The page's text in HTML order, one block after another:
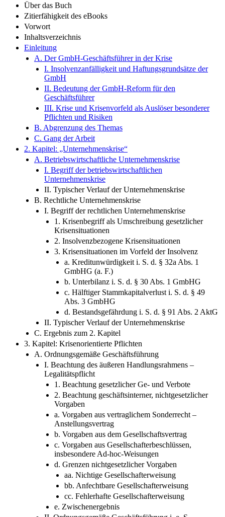
Über das Buch
Zitierfähigkeit des eBooks
Vorwort
Inhaltsverzeichnis
Einleitung
A. Der GmbH-Geschäftsführer in der Krise
I. Insolvenzanfälligkeit und Haftungsgrundsätze der
GmbH
II. Bedeutung der GmbH-Reform für den
Geschäftsführer
III. Krise und Krisenvorfeld als Auslöser besonderer
Pflichten und Risiken
B. Abgrenzung des Themas
C. Gang der Arbeit
2. Kapitel: „Unternehmenskrise“
A. Betriebswirtschaftliche Unternehmenskrise
I. Begriff der betriebswirtschaftlichen
Unternehmenskrise
II. Typischer Verlauf der Unternehmenskrise
B. Rechtliche Unternehmenskrise
I. Begriff der rechtlichen Unternehmenskrise
1. Krisenbegriff als Umschreibung gesetzlicher
Krisensituationen
2. Insolvenzbezogene Krisensituationen
3. Krisensituationen im Vorfeld der Insolvenz
a. Kreditunwürdigkeit i. S. d. § 32a Abs. 1
GmbHG (a. F.)
b. Unterbilanz i. S. d. § 30 Abs. 1 GmbHG
c. Hälftiger Stammkapitalverlust i. S. d. § 49
Abs. 3 GmbHG
d. Bestandsgefährdung i. S. d. § 91 Abs. 2 AktG
II. Typischer Verlauf der Unternehmenskrise
C. Ergebnis zum 2. Kapitel
3. Kapitel: Krisenorientierte Pflichten
A. Ordnungsgemäße Geschäftsführung
I. Beachtung des äußeren Handlungsrahmens –
Legalitätspflicht
1. Beachtung gesetzlicher Ge- und Verbote
2. Beachtung geschäftsinterner, nichtgesetzlicher
Vorgaben
a. Vorgaben aus vertraglichem Sonderrecht –
Anstellungsvertrag
b. Vorgaben aus dem Gesellschaftsvertrag
c. Vorgaben aus Gesellschafterbeschlüssen,
insbesondere Ad-hoc-Weisungen
d. Grenzen nichtgesetzlicher Vorgaben
aa. Nichtige Gesellschafterweisung
bb. Anfechtbare Gesellschafterweisung
cc. Fehlerhafte Gesellschafterweisung
e. Zwischenergebnis